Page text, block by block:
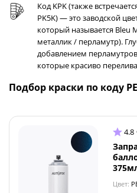
Код KPK (также
PK5K) — это заводской
который называется
металлик / перламутр).
добавлением
которые красиво
Подбор краски по коду
4.8
Цвет: